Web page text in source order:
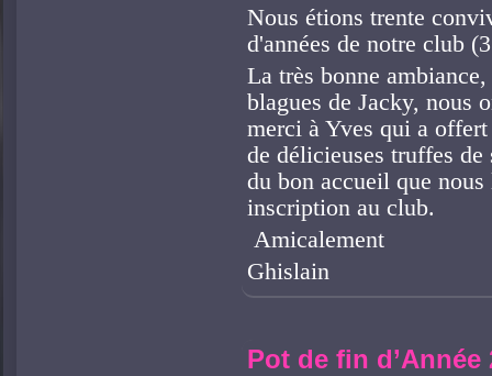
Nous étions trente
d'années de notre club
La très bonne
blagues de Jacky, nous
merci à Yves qui a
de délicieuses truffes
du bon accueil que
inscription au club.
Amicalement
Ghislain
Pot de fin d’Année